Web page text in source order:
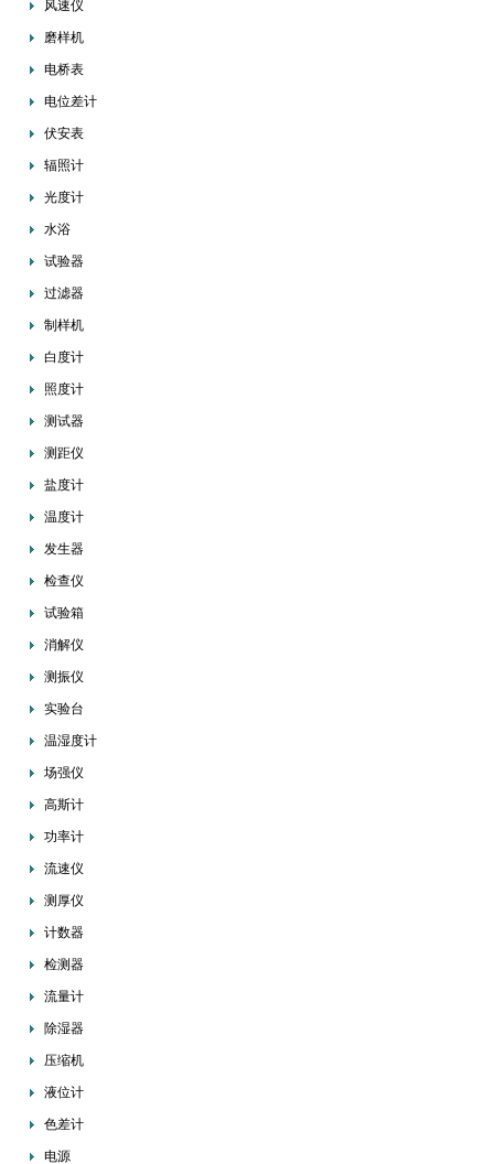
风速仪
磨样机
电桥表
电位差计
伏安表
辐照计
光度计
水浴
试验器
过滤器
制样机
白度计
照度计
测试器
测距仪
盐度计
温度计
发生器
检查仪
试验箱
消解仪
测振仪
实验台
温湿度计
场强仪
高斯计
功率计
流速仪
测厚仪
计数器
检测器
流量计
除湿器
压缩机
液位计
色差计
电源